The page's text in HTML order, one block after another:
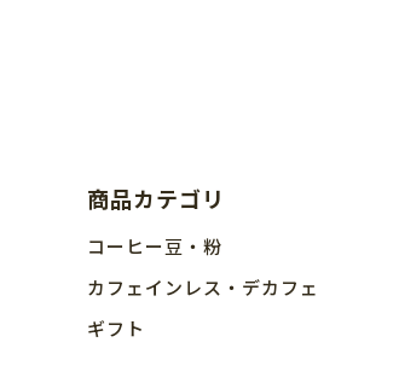
商品カテゴリ
コーヒー豆・粉
カフェインレス・デカフェ
ギフト